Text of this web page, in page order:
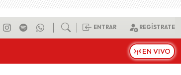
ENTRAR REGÍSTRATE
EN VIVO